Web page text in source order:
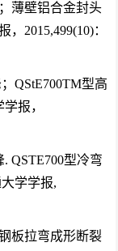
薄壁铝合金封头
2015,499(10)：
QStE700TM型高
报，
QSTE700型冷弯
学学报,
板拉弯成形断裂